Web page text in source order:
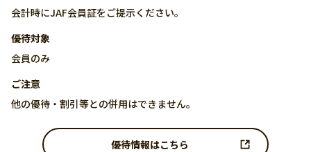
会計時にJAF会員証をご提示ください。
優待対象
会員のみ
ご注意
他の優待・割引等との併用はできません。
優待情報はこちら